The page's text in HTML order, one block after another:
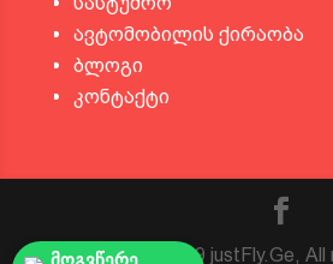
მოგვწერე
ავტომობილის ქირაობა
ბლოგი
კონტაქტი
© 2016 - 2019 justFly.Ge, All